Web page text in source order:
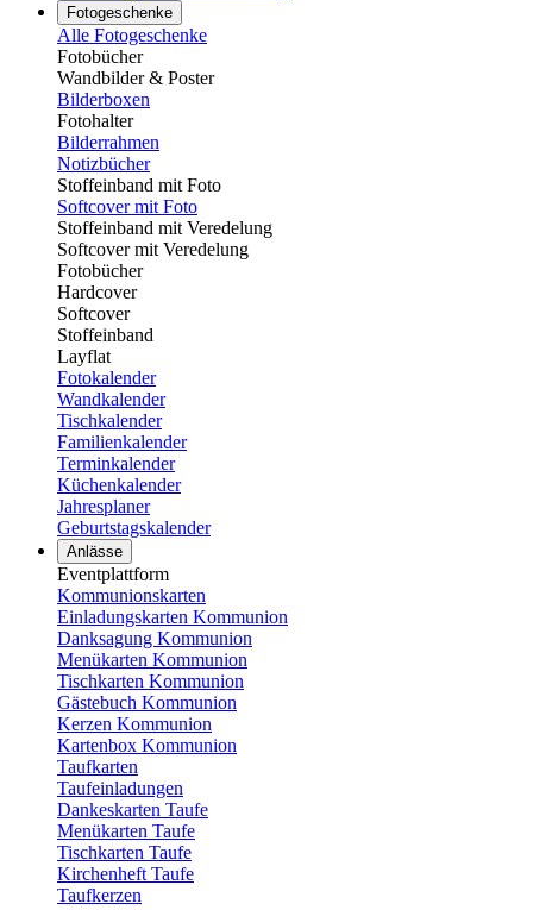
Fotogeschenke
Alle Fotogeschenke
Fotobücher
Wandbilder & Poster
Bilderboxen
Fotohalter
Bilderrahmen
Notizbücher
Stoffeinband mit Foto
Softcover mit Foto
Stoffeinband mit Veredelung
Softcover mit Veredelung
Fotobücher
Hardcover
Softcover
Stoffeinband
Layflat
Fotokalender
Wandkalender
Tischkalender
Familienkalender
Terminkalender
Küchenkalender
Jahresplaner
Geburtstagskalender
Anlässe
Eventplattform
Kommunionskarten
Einladungskarten Kommunion
Danksagung Kommunion
Menükarten Kommunion
Tischkarten Kommunion
Gästebuch Kommunion
Kerzen Kommunion
Kartenbox Kommunion
Taufkarten
Taufeinladungen
Dankeskarten Taufe
Menükarten Taufe
Tischkarten Taufe
Kirchenheft Taufe
Taufkerzen